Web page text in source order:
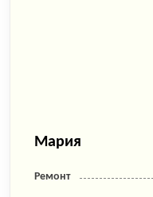
Мария
Ремонт